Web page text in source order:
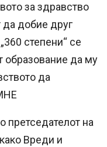
за здравство
добие друг
степени“ се
образование да му
да
претседателот на
Вреди и